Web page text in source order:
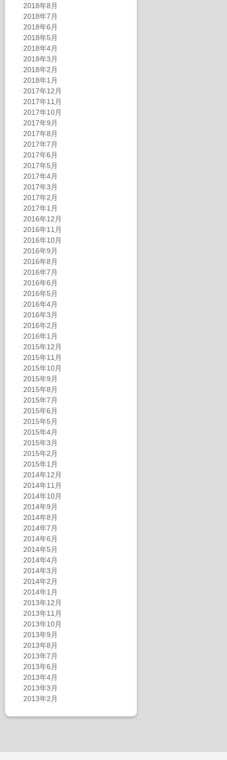
2018年8月
2018年7月
2018年6月
2018年5月
2018年4月
2018年3月
2018年2月
2018年1月
2017年12月
2017年11月
2017年10月
2017年9月
2017年8月
2017年7月
2017年6月
2017年5月
2017年4月
2017年3月
2017年2月
2017年1月
2016年12月
2016年11月
2016年10月
2016年9月
2016年8月
2016年7月
2016年6月
2016年5月
2016年4月
2016年3月
2016年2月
2016年1月
2015年12月
2015年11月
2015年10月
2015年9月
2015年8月
2015年7月
2015年6月
2015年5月
2015年4月
2015年3月
2015年2月
2015年1月
2014年12月
2014年11月
2014年10月
2014年9月
2014年8月
2014年7月
2014年6月
2014年5月
2014年4月
2014年3月
2014年2月
2014年1月
2013年12月
2013年11月
2013年10月
2013年9月
2013年8月
2013年7月
2013年6月
2013年4月
2013年3月
2013年2月